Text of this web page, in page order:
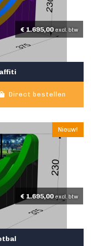
€ 1.695,00 excl. btw
Direct bestellen
Nieuw!
€ 1.695,00 excl. btw